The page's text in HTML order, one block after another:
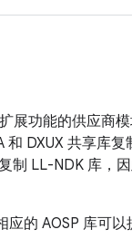
展功能的供应商
DXUX 共享库
制 LL-NDK 库，
的 AOSP 库可